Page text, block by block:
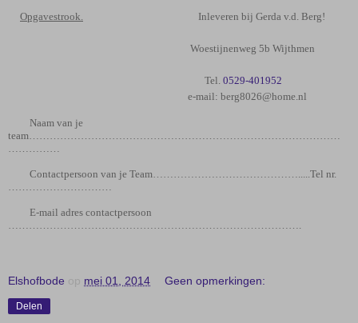
Opgavestrook. Inleveren bij Gerda v.d. Berg!
Woestijnenweg 5b Wijthmen
Tel. 0529-401952
e-mail: berg8026@home.nl
Naam van je
team………………………………………………………………………………
……………
Contactpersoon van je Team…………………………………….....Tel nr.
…………………………
E-mail adres contactpersoon
………………………………………………………………………….
Elshofbode op mei 01, 2014 Geen opmerkingen:
Delen